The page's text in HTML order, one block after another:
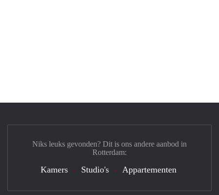
Niks leuks gevonden? Dit is ons andere aanbod in
Rotterdam:
Kamers Studio's Appartementen